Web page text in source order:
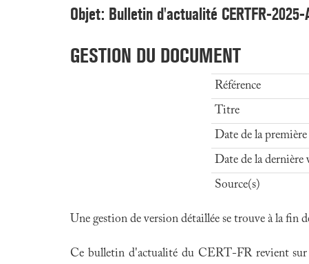
Objet: Bulletin d'actualité CERTFR-2025-
GESTION DU DOCUMENT
Référence
Titre
Date de la
Date de la dernière
Source(s)
Une gestion de version détaillée se trouve à la fin
Ce bulletin d'actualité du CERT-FR revient sur